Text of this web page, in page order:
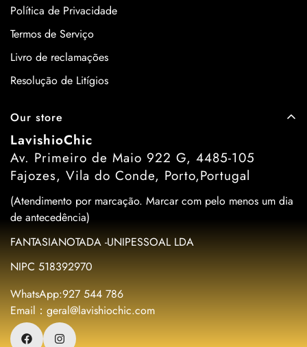
Política de Privacidade
Termos de Serviço
Livro de reclamações
Resolução de Litígios
Our store
LavishioChic
Av. Primeiro de Maio 922 G, 4485-105
Fajozes, Vila do Conde, Porto,Portugal
(Atendimento por marcação. Marcar com pelo menos um dia
de antecedência)
FANTASIANOTADA -UNIPESSOAL LDA
NIPC 518392970
WhatsApp:927 544 786
Email：geral@lavishiochic.com